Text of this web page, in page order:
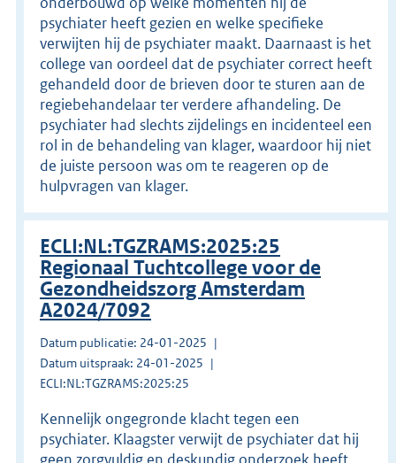
psychiater heeft gezien en welke specifieke
verwijten hij de psychiater maakt. Daarnaast is het
college van oordeel dat de psychiater correct heeft
gehandeld door de brieven door te sturen aan de
regiebehandelaar ter verdere afhandeling. De
psychiater had slechts zijdelings en incidenteel een
rol in de behandeling van klager, waardoor hij niet
de juiste persoon was om te reageren op de
hulpvragen van klager.
ECLI:NL:TGZRAMS:2025:25
Regionaal Tuchtcollege voor de
Gezondheidszorg Amsterdam
A2024/7092
Datum publicatie: 24-01-2025
Datum uitspraak: 24-01-2025
ECLI:NL:TGZRAMS:2025:25
Kennelijk ongegronde klacht tegen een
psychiater. Klaagster verwijt de psychiater dat hij
geen zorgvuldig en deskundig onderzoek heeft